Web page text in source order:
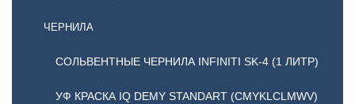
ЧЕРНИЛА
СОЛЬВЕНТНЫЕ ЧЕРНИЛА INFINITI SK-4 (1 ЛИТР)
УФ КРАСКА IQ DEMY STANDART (CMYKLCLMWV)